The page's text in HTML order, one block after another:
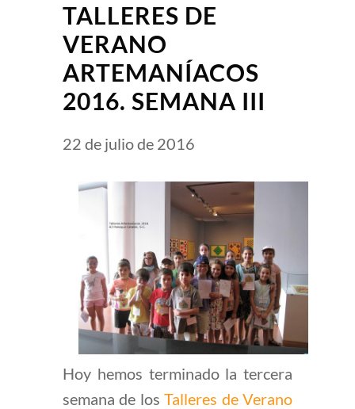
TALLERES DE
VERANO
ARTEMANÍACOS
2016. SEMANA III
22 de julio de 2016
Hoy hemos terminado la tercera
semana de losTalleres de Verano